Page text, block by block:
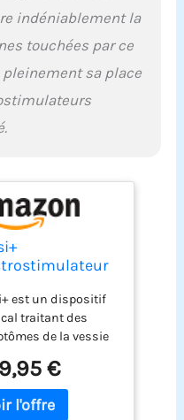
indéniablement la
touchées par ce
sa place
pour le
de la
Hyperactive -
1 Gel
100ml
est un dispositif
traitant des
de la vessie
de
transcutanée
€